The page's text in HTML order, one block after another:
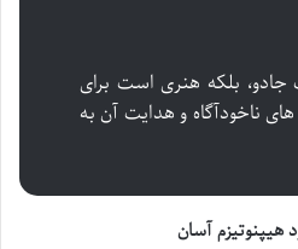
جادو، بلکه هنری است برای
ناخودآگاه و هدایت آن به
هیپنوتیزم آسان